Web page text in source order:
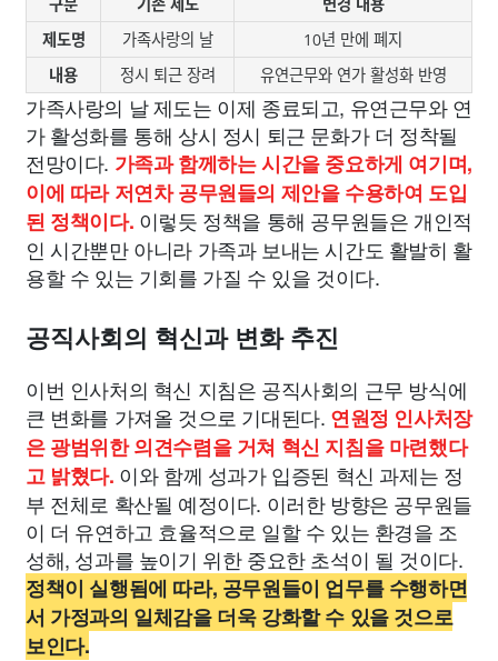
제도명
가족사랑의 날
10년 만에 폐지
내용
정시 퇴근 장려 유연근무와 연가 활성화 반영
가족사랑의 날 제도는 이제 종료되고, 유연근무와 연
가 활성화를 통해 상시 정시 퇴근 문화가 더 정착될
전망이다. 가족과 함께하는 시간을 중요하게 여기며,
이에 따라 저연차 공무원들의 제안을 수용하여 도입
된 정책이다. 이렇듯 정책을 통해 공무원들은 개인적
인 시간뿐만 아니라 가족과 보내는 시간도 활발히 활
용할 수 있는 기회를 가질 수 있을 것이다.
공직사회의 혁신과 변화 추진
이번 인사처의 혁신 지침은 공직사회의 근무 방식에
큰 변화를 가져올 것으로 기대된다. 연원정 인사처장
은 광범위한 의견수렴을 거쳐 혁신 지침을 마련했다
고 밝혔다. 이와 함께 성과가 입증된 혁신 과제는 정
부 전체로 확산될 예정이다. 이러한 방향은 공무원들
이 더 유연하고 효율적으로 일할 수 있는 환경을 조
성해, 성과를 높이기 위한 중요한 초석이 될 것이다.
정책이 실행됨에 따라, 공무원들이 업무를 수행하면
서 가정과의 일체감을 더욱 강화할 수 있을 것으로
보인다.